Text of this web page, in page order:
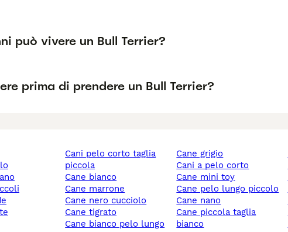
può vivere un Bull Terrier?
prima di prendere un Bull Terrier?
cani pelo corto taglia
piccola
cane bianco
cane marrone
cane nero cucciolo
cane tigrato
cane bianco pelo lungo
cane grigio
cani a pelo corto
cane mini toy
cane pelo lungo piccolo
cane nano
cane piccola taglia
bianco